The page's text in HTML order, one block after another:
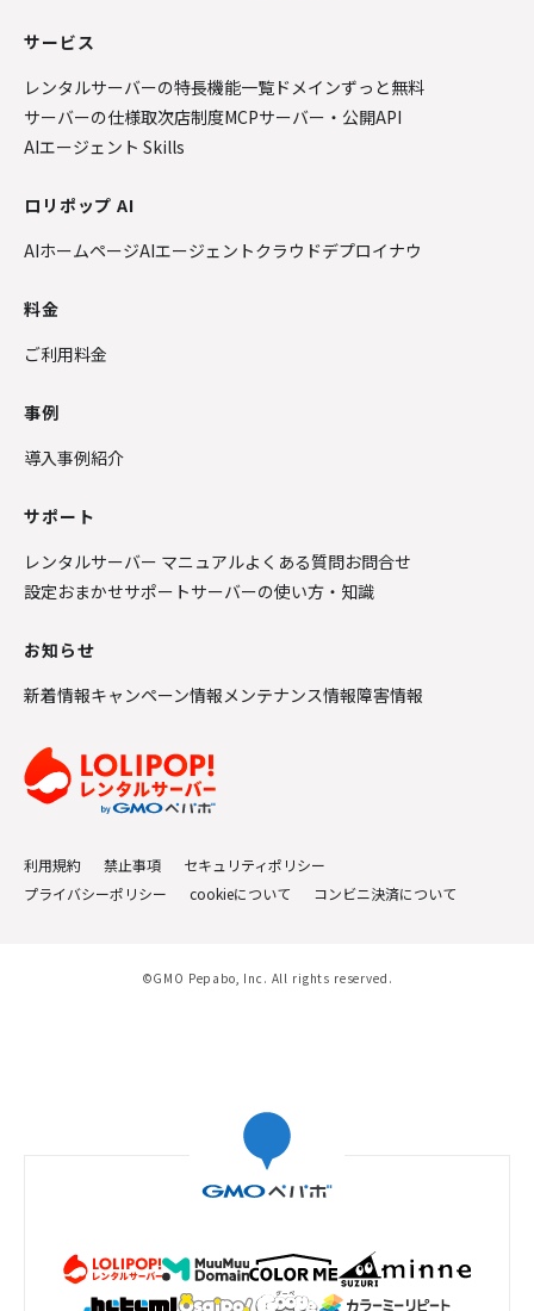
サービス
レンタルサーバーの特長機能一覧 ドメインずっと無料
サーバーの仕様取次店制度MCPサーバー・公開API
AIエージェント Skills
ロリポップ AI
AIホームページAIエージェントクラウドデプロイナウ
料金
ご利用料金
事例
導入事例紹介
サポート
レンタルサーバー マニュアルよくある質問お問合せ
設定おまかせサポートサーバーの使い方・知識
お知らせ
新着情報キャンペーン情報メンテナンス情報障害情報
利用規約 禁止事項
セキュリティポリシー
プライバシーポリシー
cookieについて コンビニ決済について
©GMO Pepabo, Inc. All rights reserved.